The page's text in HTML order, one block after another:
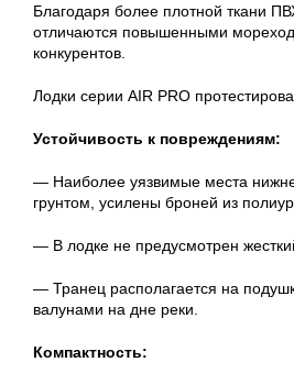
Благодаря более плотной ткани
отличаются повышенными
конкурентов.
Лодки серии AIR PRO
Устойчивость к повреждениям:
— Наиболее уязвимые места
грунтом, усилены броней из
— В лодке не предусмотрен
— Транец располагается на
валунами на дне реки.
Компактность: